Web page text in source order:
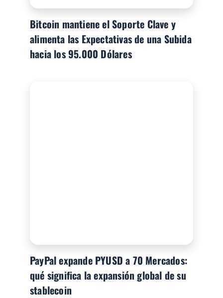
Bitcoin mantiene el Soporte Clave y
alimenta las Expectativas de una Subida
hacia los 95.000 Dólares
PayPal expande PYUSD a 70 Mercados:
qué significa la expansión global de su
stablecoin